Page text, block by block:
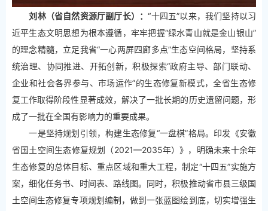
刘林（省自然资源厅副厅长）：“十四五”以来，我们坚持以习
近平生态文明思想为根本遵循，牢牢把握“绿水青山就是金山银山”
的理念精髓，立足我省“一心两屏四廊多点”生态空间格局，坚持系
统治理、协同推进、开拓创新，积极探索“政府主导、部门联动、
企业和社会各界参与、市场运作”的生态修复新模式，全省生态修
复工作取得阶段性显著成效，解决了一批长期的历史遗留问题，形
成了一批在全国有影响力的重要成果。
一是坚持规划引领，构建生态修复“一盘棋”格局。印发《安徽
省国土空间生态修复规划（2021—2035年）》，明确未来十余年
生态修复的总体目标、重点区域和重大工程，制定“十四五”实施方
案，细化任务书、时间表、路线图。同时，积极推动省市县三级国
土空间生态修复专项规划编制，做到一张蓝图绘到底，切实增强生